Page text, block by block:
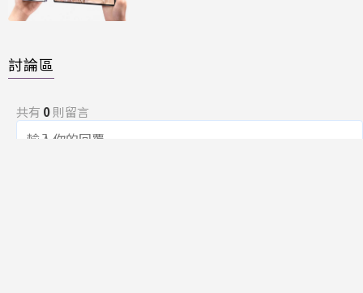
討論區
共有 0則留言